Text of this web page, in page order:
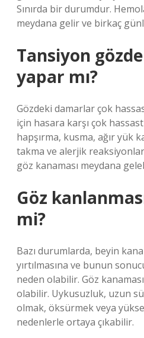
Sınırda bir durumdur.
meydana gelir ve birkaç günle
Tansiyon
yapar mı?
Gözdeki damarlar çok
için hasara karşı çok
hapşırma, kusma, ağır yük
takma ve alerjik
göz kanaması meydana
Göz
mi?
Bazı durumlarda, beyin
yırtılmasına ve bunun
neden olabilir. Göz
olabilir. Uykusuzluk, uzun
olmak, öksürmek veya
nedenlerle ortaya çıkabilir.